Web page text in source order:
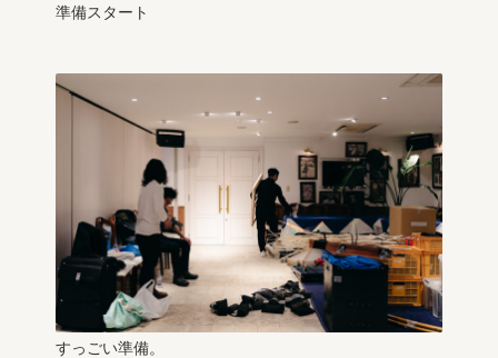
準備スタート
すっごい準備。